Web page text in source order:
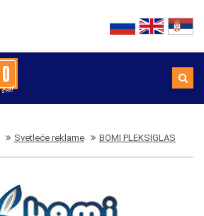
Svetleće reklame BOMI PLEKSIGLAS